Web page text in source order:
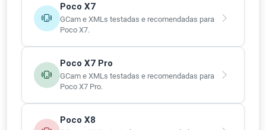
Poco X7
GCam e XMLs testadas e recomendadas para
Poco X7.
Poco X7 Pro
GCam e XMLs testadas e recomendadas para
Poco X7 Pro.
Poco X8